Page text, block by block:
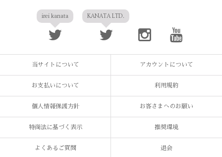
irei kanata KANATA LTD.
当サイトについて アカウントについて
お支払いについて 利用規約
個人情報保護方針 お客さまへのお願い
特商法に基づく表示 推奨環境
よくあるご質問 退会